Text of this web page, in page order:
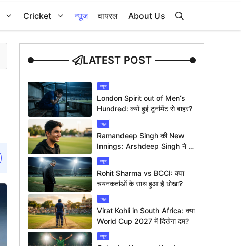
Cricket न्यूज वायरल About Us
LATEST POST
न्यूज
London Spirit out of Men’s
Hundred: क्यों हुई टूर्नामेंट से बाहर?
न्यूज
Ramandeep Singh की New
Innings: Arshdeep Singh ने दी
ख़ास बधाई
न्यूज
Rohit Sharma vs BCCI: क्या
चयनकर्ताओं के साथ हुआ है धोखा?
न्यूज
Virat Kohli in South Africa: क्या
World Cup 2027 में दिखेगा दम?
न्यूज